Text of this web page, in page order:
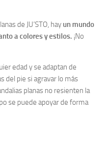
de JU’STO, hay un mundo
a colores y estilos. ¡No
edad y se adaptan de
del pie si agravar lo más
planas no resienten la
se puede apoyar de forma